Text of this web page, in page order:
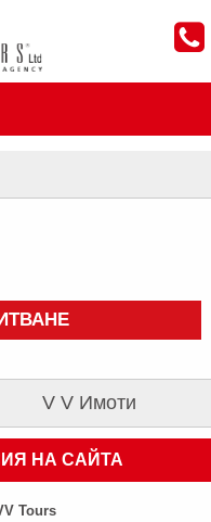
V V Имоти
НА САЙТА
Tours